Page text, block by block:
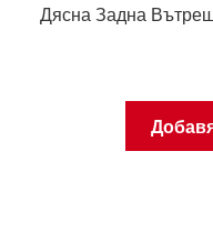
Дясна Задна